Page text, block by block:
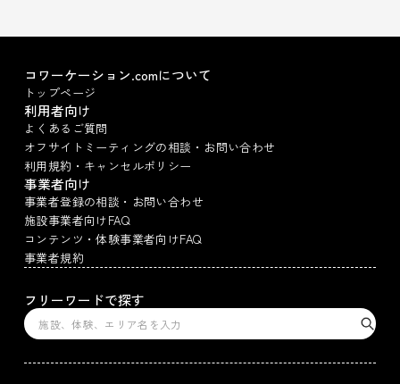
コワーケーション.comについて
トップページ
利用者向け
よくあるご質問
オフサイトミーティングの相談・お問い合わせ
利用規約・キャンセルポリシー
事業者向け
事業者登録の相談・お問い合わせ
施設事業者向けFAQ
コンテンツ・体験事業者向けFAQ
事業者規約
フリーワードで探す